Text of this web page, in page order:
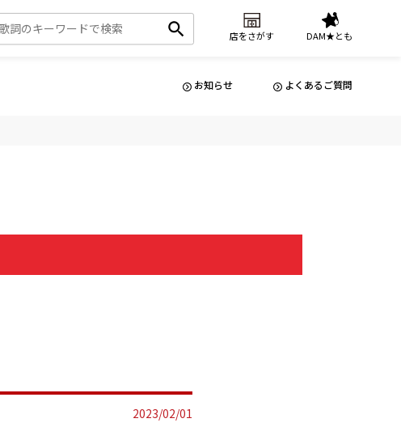
店をさがす DAM★とも
お知らせ よくあるご質問
2023/02/01